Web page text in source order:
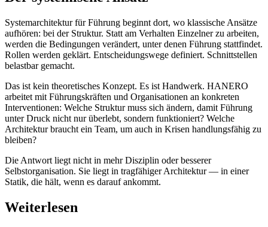
Systemarchitektur für Führung beginnt dort, wo klassische Ansätze
aufhören: bei der Struktur. Statt am Verhalten Einzelner zu arbeiten,
werden die Bedingungen verändert, unter denen Führung stattfindet.
Rollen werden geklärt. Entscheidungswege definiert. Schnittstellen
belastbar gemacht.
Das ist kein theoretisches Konzept. Es ist Handwerk. HANERO
arbeitet mit Führungskräften und Organisationen an konkreten
Interventionen: Welche Struktur muss sich ändern, damit Führung
unter Druck nicht nur überlebt, sondern funktioniert? Welche
Architektur braucht ein Team, um auch in Krisen handlungsfähig zu
bleiben?
Die Antwort liegt nicht in mehr Disziplin oder besserer
Selbstorganisation. Sie liegt in tragfähiger Architektur — in einer
Statik, die hält, wenn es darauf ankommt.
Weiterlesen